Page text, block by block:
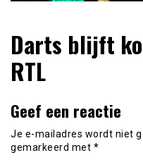
DartsRSS
verzameld!
Darts blijft
RTL
Geef een reactie
Je e-mailadres wordt niet
gemarkeerd met *